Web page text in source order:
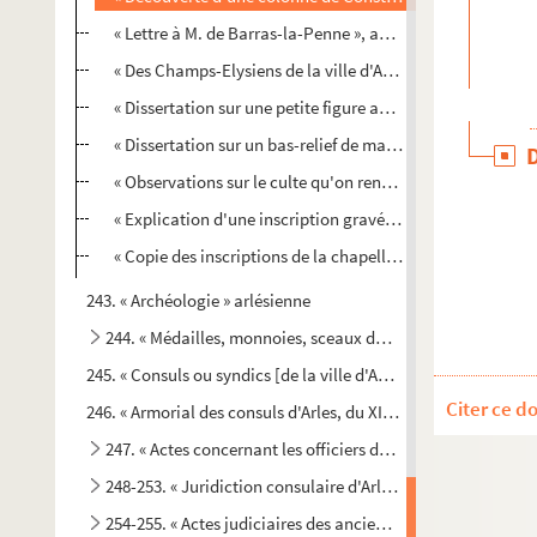
« Lettre à M. de Barras-la-Penne », avec une réponse de
« Des Champs-Elysiens de la ville d'Arles, par François
« Dissertation sur une petite figure antique trouvée à la
« Dissertation sur un bas-relief de marbre blanc, qui
« Observations sur le culte qu'on rendoit à Diane, dans la
« Explication d'une inscription gravée sur un tombeau
« Copie des inscriptions de la chapelle des Quiqueran,
243. « Archéologie » arlésienne
244. « Médailles, monnoies, sceaux de Provence et de la
245. « Consuls ou syndics [de la ville d'Arles] depuis l'année
246. « Armorial des consuls d'Arles, du XI siècle jusqu'en
247. « Actes concernant les officiers des différents
248-253. « Juridiction consulaire d'Arles »
254-255. « Actes judiciaires des anciennes juridictions
Citer ce